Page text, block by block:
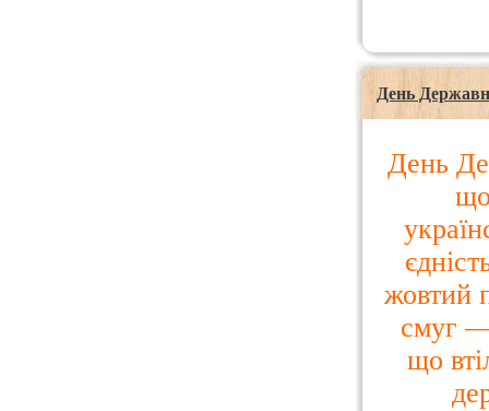
День
День
жовтий
смуг —
що